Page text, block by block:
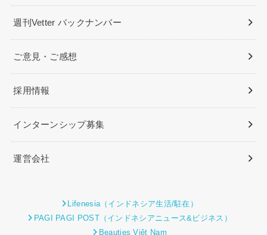
週刊Vetter バックナンバー
ご意見・ご感想
採用情報
インターンシップ募集
運営会社
Lifenesia（インドネシア生活/駐在）
PAGI PAGI POST（インドネシアニュース&ビジネス）
Beauties Việt Nam